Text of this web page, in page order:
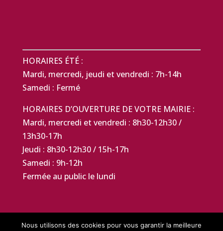
HORAIRES ÉTÉ :
Mardi, mercredi, jeudi et vendredi : 7h-14h
Samedi : Fermé
HORAIRES D’OUVERTURE DE VOTRE MAIRIE :
Mardi, mercredi et vendredi : 8h30-12h30 /
13h30-17h
Jeudi : 8h30-12h30 / 15h-17h
Samedi : 9h-12h
Fermée au public le lundi
Nous utilisons des cookies pour vous garantir la meilleure